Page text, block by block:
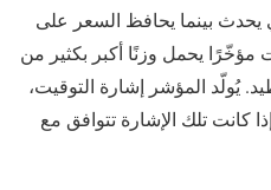
يحدث بينما يحافظ السعر على
يحمل وزنًا أكبر بكثير من
يُولّد المؤشر إشارة التوقيت،
كانت تلك الإشارة تتوافق مع